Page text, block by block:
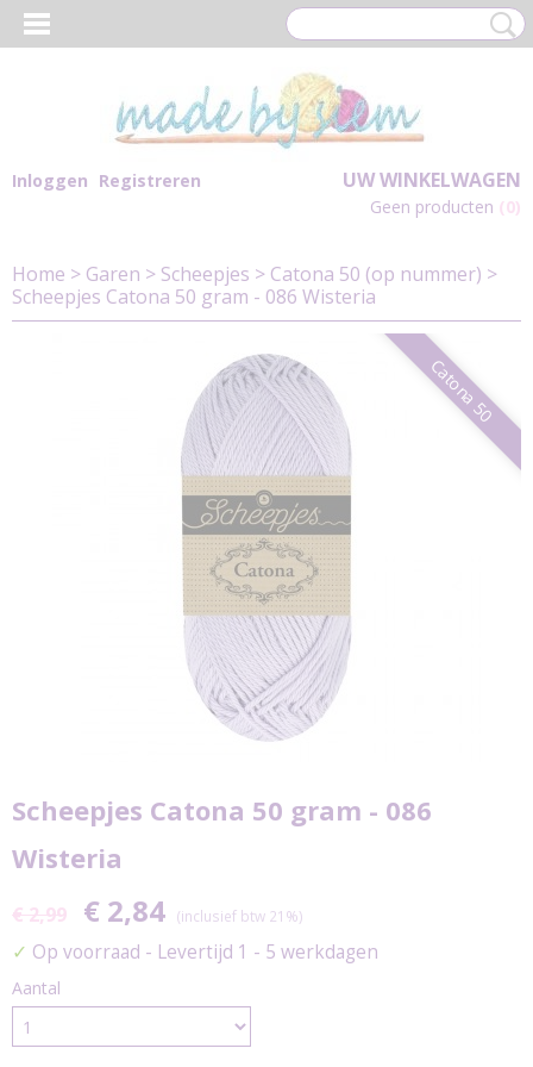
Inloggen Registreren UW WINKELWAGEN
Geen producten (0)
Home > Garen > Scheepjes > Catona 50 (op nummer) >
Scheepjes Catona 50 gram - 086 Wisteria
Catona 50
Scheepjes Catona 50 gram - 086
Wisteria
€ 2,99 € 2,84 (inclusief btw 21%)
✓ Op voorraad - Levertijd 1 - 5 werkdagen
Aantal